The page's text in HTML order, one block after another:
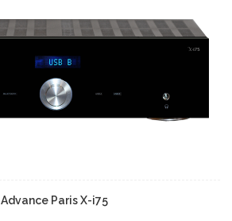
Advance Paris X-i75